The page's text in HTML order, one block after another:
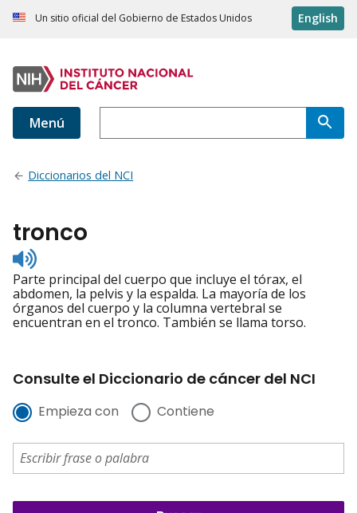
Un sitio oficial del Gobierno de Estados Unidos English
Menú
Diccionarios del NCI
tronco
Listen
to
pronunciation
Parte principal del cuerpo que incluye el tórax, el
abdomen, la pelvis y la espalda. La mayoría de los
órganos del cuerpo y la columna vertebral se
encuentran en el tronco. También se llama torso.
Consulte el Diccionario de cáncer del NCI
Empieza con Contiene